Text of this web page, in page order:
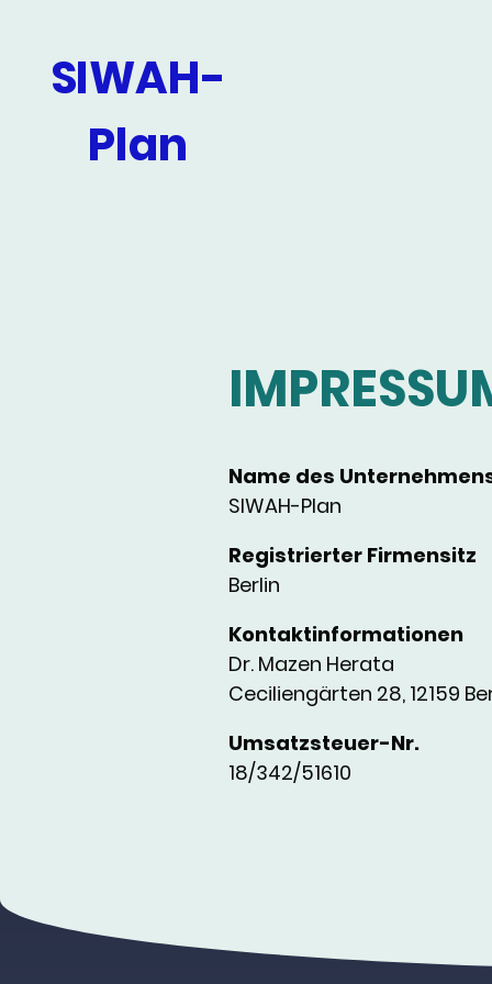
SIWAH-
Plan
Name des
SIWAH-Plan
Registrierter Firmensitz
Berlin
Kontaktinformationen
Dr. Mazen Herata
Ceciliengärten 28, 12159
Umsatzsteuer-Nr.
18/342/51610